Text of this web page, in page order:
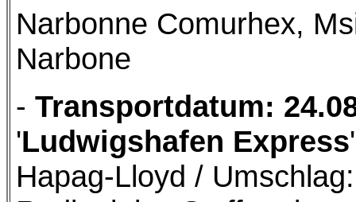
Narbonne Comurhex,
Narbone
- Transportdatum:
'Ludwigshafen Express
Hapag-Lloyd /